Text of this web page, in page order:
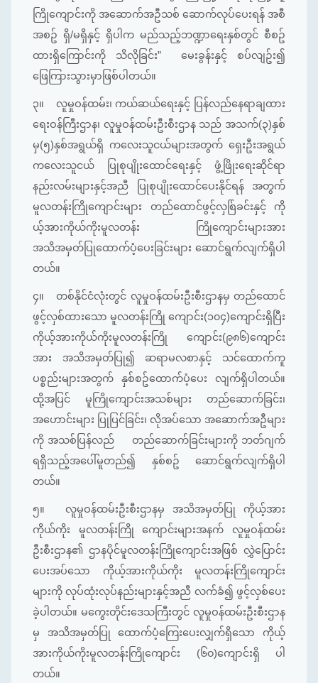
ကြိုကျောင်းကို အဆောက်အဦသစ် ဆောက်လုပ်ပေးရန် အစီ
အစဥ် ရှိ/မရှိနှင့် ရှိပါက မည်သည့်ဘဏ္ဍာရေးနှစ်တွင် စီစဥ်
ထားရှိကြောင်းကို သိလိုခြင်း” မေးခွန်းနှင့် စပ်လျဥ်း၍
ဖြေကြားသွားမှာဖြစ်ပါတယ်။
၃။
လူမှုဝန်ထမ်း၊ ကယ်ဆယ်ရေးနှင့် ပြန်လည်နေရာချထား
ရေးဝန်ကြီးဌာန၊ လူမှုဝန်ထမ်းဦးစီးဌာန သည် အသက်(၃)နှစ်
မှ(၅)နှစ်အရွယ်ရှိ ကလေးသူငယ်များအတွက် ရှေးဦးအရွယ်
ကလေးသူငယ် ပြုစုပျိုးထောင်ရေးနှင့် ဖွံ့ဖြိုးရေးဆိုင်ရာ
နည်းလမ်းများနှင့်အညီ ပြုစုပျိုးထောင်ပေးနိုင်ရန် အတွက်
မူလတန်းကြိုကျောင်းများ တည်ထောင်ဖွင့်လှစ်ြခင်းနှင့် ကို
ယ့်အားကိုယ်ကိုးမူလတန်း ကြိုကျောင်းများအား
အသိအမှတ်ပြုထောက်ပံ့ပေးခြင်းများ ဆောင်ရွက်လျက်ရှိပါ
တယ်။
၄။
တစ်နိုင်ငံလုံးတွင် လူမှုဝန်ထမ်းဦးစီးဌာနမှ တည်ထောင်
ဖွင့်လှစ်ထားသော မူလတန်းကြို ကျောင်း(၁၀၄)ကျောင်းရှိပြီး
ကိုယ့်အားကိုယ်ကိုးမူလတန်းကြို ကျောင်း(၉၈၆)ကျောင်း
အား အသိအမှတ်ပြု၍ ဆရာမလစာနှင့် သင်ထောက်ကူ
ပစ္စည်းများအတွက် နှစ်စဥ်ထောက်ပံ့ပေး လျက်ရှိပါတယ်။
ထို့အပြင် မူကြိုကျောင်းအသစ်များ တည်ဆောက်ခြင်း၊
အဟောင်းများ ပြုပြင်ခြင်း၊ လိုအပ်သော အဆောက်အဦများ
ကို အသစ်ပြန်လည် တည်ဆောက်ခြင်းများကို ဘတ်ဂျက်
ရရှိသည့်အပေါ်မူတည်၍ နှစ်စဥ် ဆောင်ရွက်လျက်ရှိပါ
တယ်။
၅။
လူမှုဝန်ထမ်းဦးစီးဌာနမှ အသိအမှတ်ပြု ကိုယ့်အား
ကိုယ်ကိုး မူလတန်းကြို ကျောင်းများအနက် လူမှုဝန်ထမ်း
ဦးစီးဌာန၏ ဌာနပိုင်မူလတန်းကြိုကျောင်းအဖြစ် လွှဲပြောင်း
ပေးအပ်သော ကိုယ့်အားကိုယ်ကိုး မူလတန်းကြိုကျောင်း
များကို လုပ်ထုံးလုပ်နည်းများနှင့်အညီ လက်ခံ၍ ဖွင့်လှစ်ပေး
ခဲ့ပါတယ်။ မကွေးတိုင်းဒေသကြီးတွင် လူမှုဝန်ထမ်းဦးစီးဌာန
မှ အသိအမှတ်ပြု ထောက်ပံ့ကြေးပေးလျှက်ရှိသော ကိုယ့်
အားကိုယ်ကိုးမူလတန်းကြိုကျောင်း (၆၀)ကျောင်းရှိ ပါ
တယ်။